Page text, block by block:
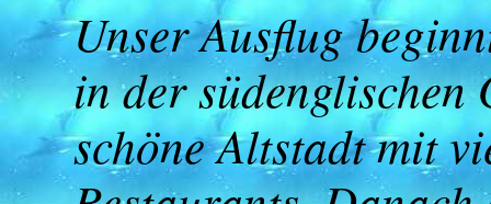
Unser Ausflug
in der
schöne Altstadt mit